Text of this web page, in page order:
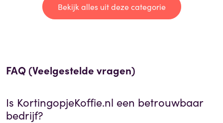
Bekijk alles uit deze categorie
FAQ (Veelgestelde vragen)
Is KortingopjeKoffie.nl een betrouwbaar
bedrijf?